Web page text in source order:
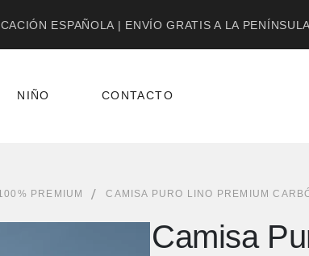
ESPAÑOLA | ENVÍO GRATIS A LA
NIÑO CONTACTO
PREMIUM CAMISA PURO LINO PREMIUM
Camisa